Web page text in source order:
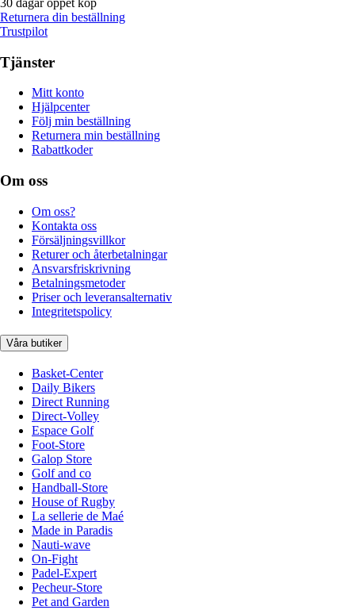
Returnera din beställning
Trustpilot
Tjänster
Mitt konto
Hjälpcenter
Följ min beställning
Returnera min beställning
Rabattkoder
Om oss
Om oss?
Kontakta oss
Försäljningsvillkor
Returer och återbetalningar
Ansvarsfriskrivning
Betalningsmetoder
Priser och leveransalternativ
Integritetspolicy
Våra butiker
Basket-Center
Daily Bikers
Direct Running
Direct-Volley
Espace Golf
Foot-Store
Galop Store
Golf and co
Handball-Store
House of Rugby
La sellerie de Maé
Made in Paradis
Nauti-wave
On-Fight
Padel-Expert
Pecheur-Store
Pet and Garden